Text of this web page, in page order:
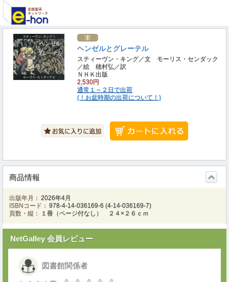
ヘンゼルとグレーテル
スティーヴン・キング／文 モーリス・センダック
／絵 穂村弘／訳
ＮＨＫ出版
2,530円
通常１～２日で出荷
(！お盆時期の出荷について！)
商品情報
出版年月： 2026年4月
ISBNコード： 978-4-14-036169-6 (4-14-036169-7)
頁数・縦：
１冊（ページ付なし） ２４×２６ｃｍ
NetGalley 会員レビュー
図書館関係者